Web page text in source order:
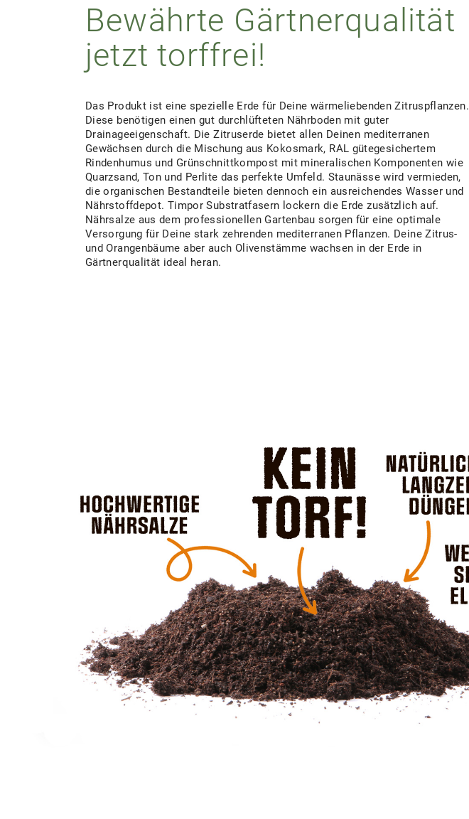
Bewährte Gärtnerqualität
jetzt torffrei!
Das Produkt ist eine spezielle Erde für Deine wärmeliebenden Zitruspflanzen.
Diese benötigen einen gut durchlüfteten Nährboden mit guter
Drainageeigenschaft. Die Zitruserde bietet allen Deinen mediterranen
Gewächsen durch die Mischung aus Kokosmark, RAL gütegesichertem
Rindenhumus und Grünschnittkompost mit mineralischen Komponenten wie
Quarzsand, Ton und Perlite das perfekte Umfeld. Staunässe wird vermieden,
die organischen Bestandteile bieten dennoch ein ausreichendes Wasser und
Nährstoffdepot. Timpor Substratfasern lockern die Erde zusätzlich auf.
Nährsalze aus dem professionellen Gartenbau sorgen für eine optimale
Versorgung für Deine stark zehrenden mediterranen Pflanzen. Deine Zitrus-
und Orangenbäume aber auch Olivenstämme wachsen in der Erde in
Gärtnerqualität ideal heran.